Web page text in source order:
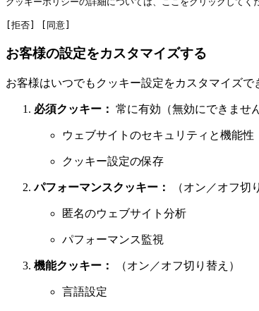
[拒否] [同意]
お客様の設定をカスタマイズする
お客様はいつでもクッキー設定をカスタマイズで
必須クッキー： 常に有効（無効にできません
ウェブサイトのセキュリティと機能性
クッキー設定の保存
パフォーマンスクッキー： （オン／オフ切
匿名のウェブサイト分析
パフォーマンス監視
機能クッキー： （オン／オフ切り替え）
言語設定